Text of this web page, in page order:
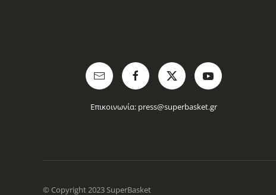
Επικοινωνία: press@superbasket.gr
© Copyright 2023 SuperBasket